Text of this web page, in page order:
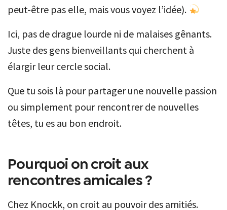
peut-être pas elle, mais vous voyez l’idée).
Ici, pas de drague lourde ni de malaises gênants.
Juste des gens bienveillants qui cherchent à
élargir leur cercle social.
Que tu sois là pour partager une nouvelle passion
ou simplement pour rencontrer de nouvelles
têtes, tu es au bon endroit.
Pourquoi on croit aux
rencontres amicales ?
Chez Knockk, on croit au pouvoir des amitiés.